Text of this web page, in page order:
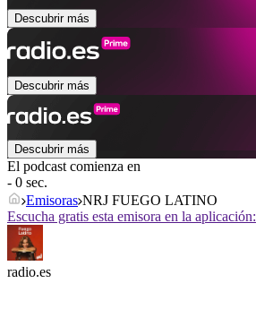
Descubrir más
Descubrir más
Descubrir más
El podcast comienza en
- 0 sec.
Emisoras NRJ FUEGO LATINO
Escucha gratis esta emisora en la aplicación:
radio.es